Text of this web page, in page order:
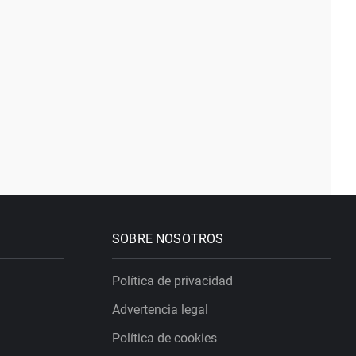
SOBRE NOSOTROS
Política de privacidad
Advertencia legal
Política de cookies